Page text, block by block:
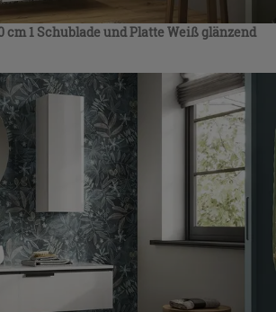
cm 1 Schublade und Platte Weiß glänzend